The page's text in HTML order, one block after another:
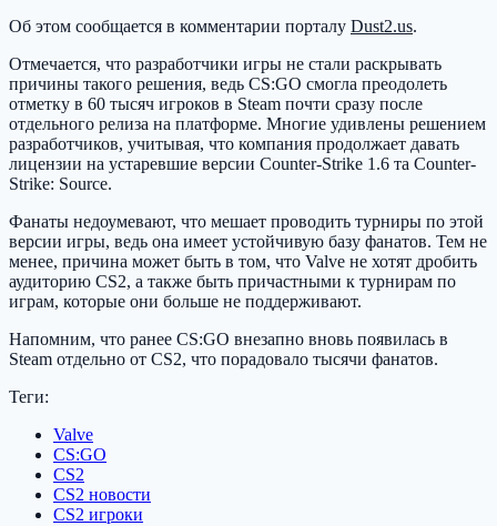
Об этом сообщается в комментарии порталу Dust2.us.
Отмечается, что разработчики игры не стали раскрывать
причины такого решения, ведь CS:GO смогла преодолеть
отметку в 60 тысяч игроков в Steam почти сразу после
отдельного релиза на платформе. Многие удивлены решением
разработчиков, учитывая, что компания продолжает давать
лицензии на устаревшие версии Counter-Strike 1.6 та Counter-
Strike: Source.
Фанаты недоумевают, что мешает проводить турниры по этой
версии игры, ведь она имеет устойчивую базу фанатов. Тем не
менее, причина может быть в том, что Valve не хотят дробить
аудиторию CS2, а также быть причастными к турнирам по
играм, которые они больше не поддерживают.
Напомним, что ранее CS:GO внезапно вновь появилась в
Steam отдельно от CS2, что порадовало тысячи фанатов.
Теги:
Valve
CS:GO
CS2
CS2 новости
CS2 игроки